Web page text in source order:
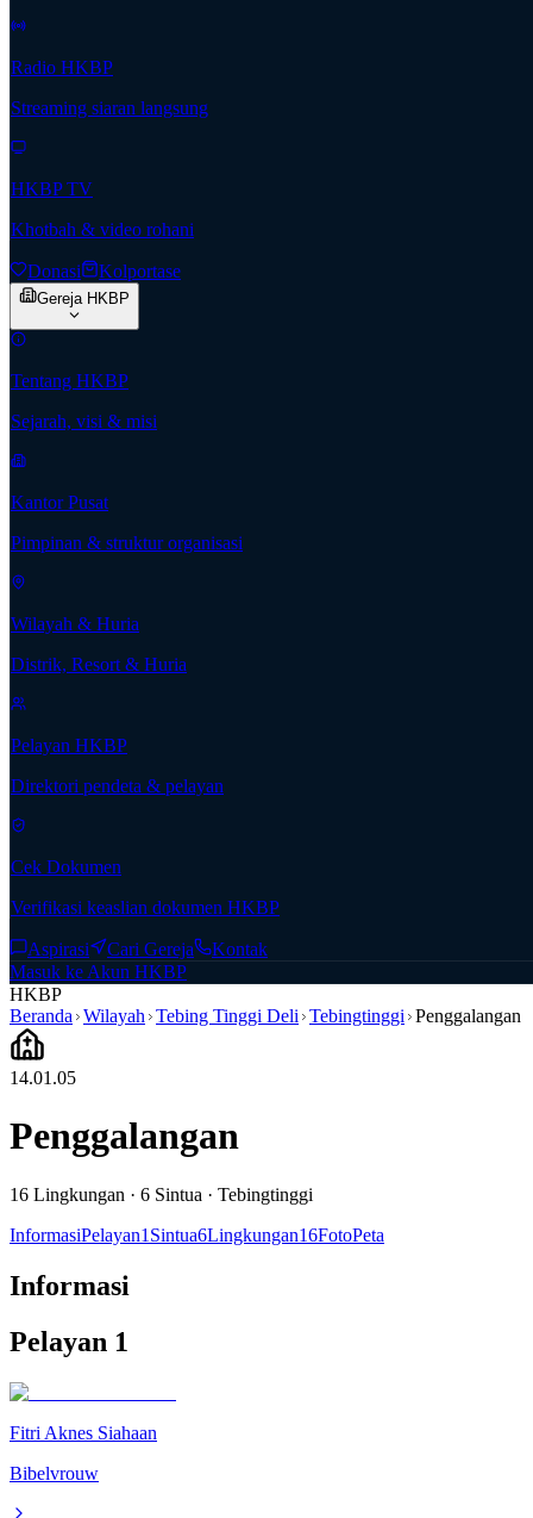
Radio HKBP
Streaming siaran langsung
HKBP TV
Khotbah & video rohani
Donasi Kolportase
Gereja HKBP
Tentang HKBP
Sejarah, visi & misi
Kantor Pusat
Pimpinan & struktur organisasi
Wilayah & Huria
Distrik, Resort & Huria
Pelayan HKBP
Direktori pendeta & pelayan
Cek Dokumen
Verifikasi keaslian dokumen HKBP
Aspirasi Cari Gereja
Kontak
Masuk ke Akun HKBP
HKBP
Beranda Wilayah Tebing Tinggi Deli Tebingtinggi Penggalangan
14.01.05
Penggalangan
16 Lingkungan · 6 Sintua · Tebingtinggi
InformasiPelayan1 Sintua6Lingkungan16FotoPeta
Informasi
Pelayan 1
Fitri Aknes Siahaan
Bibelvrouw